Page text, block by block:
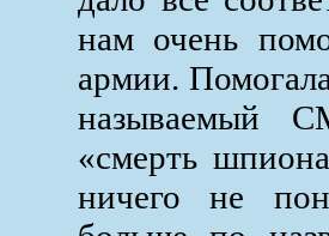
нам очень
армии.
называемый
«смерть
ничего не